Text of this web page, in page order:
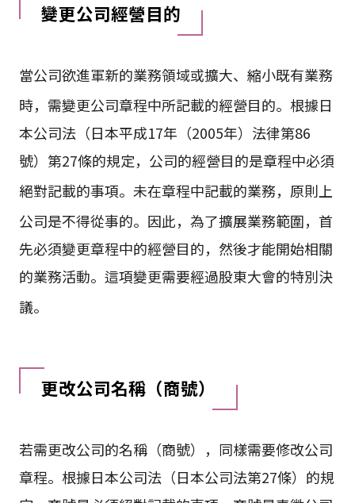
變更公司經營目的
當公司欲進軍新的業務領域或擴大、縮小既有業務
時，需變更公司章程中所記載的經營目的。根據日
本公司法（日本平成17年（2005年）法律第86
號）第27條的規定，公司的經營目的是章程中必須
絕對記載的事項。未在章程中記載的業務，原則上
公司是不得從事的。因此，為了擴展業務範圍，首
先必須變更章程中的經營目的，然後才能開始相關
的業務活動。這項變更需要經過股東大會的特別決
議。
更改公司名稱（商號）
若需更改公司的名稱（商號），同樣需要修改公司
章程。根據日本公司法（日本公司法第27條）的規